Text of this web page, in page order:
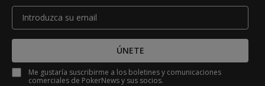
ÚNETE
Me gustaría suscribirme a los boletines y comunicaciones
comerciales de PokerNews y sus socios.